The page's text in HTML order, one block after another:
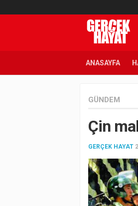
ANASAYFA
GÜNDEM
Çin
GERÇEK HAYAT